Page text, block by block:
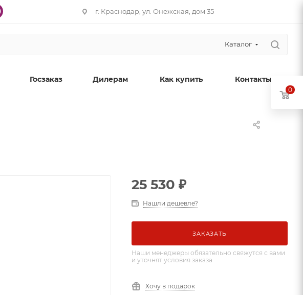
г. Краснодар, ул. Онежская, дом 35
Каталог
Госзаказ Дилерам Как купить Контакты
25 530 ₽
Нашли дешевле?
ЗАКАЗАТЬ
Наши менеджеры обязательно свяжутся с вами
и уточнят условия заказа
Хочу в подарок
0